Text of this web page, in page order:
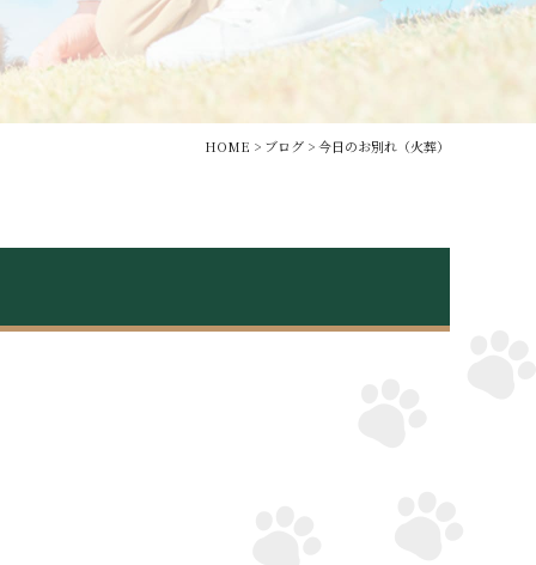
HOME > ブログ >今日のお別れ（火葬）